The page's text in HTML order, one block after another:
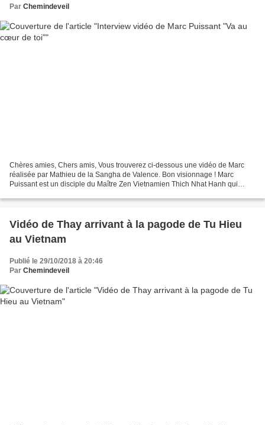
Par Chemindeveil
Chères amies, Chers amis, Vous trouverez ci-dessous une vidéo de Marc
réalisée par Mathieu de la Sangha de Valence. Bon visionnage ! Marc
Puissant est un disciple du Maître Zen Vietnamien Thich Nhat Hanh qui
Vidéo de Thay arrivant à la pagode de Tu Hieu
au Vietnam
Publié le 29/10/2018 à 20:46
Par Chemindeveil